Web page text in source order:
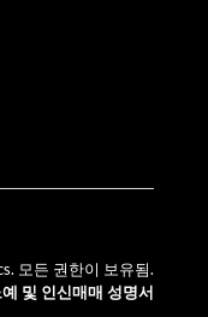
모든 권한이 보유됨.
예 및 인신매매 성명서